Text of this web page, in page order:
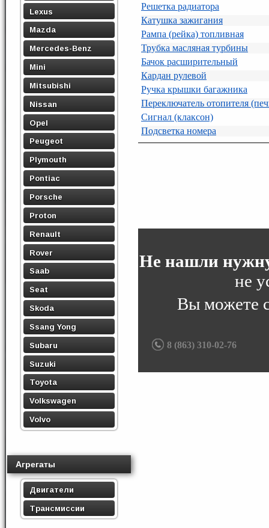
Lexus
Mazda
Mercedes-Benz
Mini
Mitsubishi
Nissan
Opel
Peugeot
Plymouth
Pontiac
Porsche
Proton
Renault
Rover
Saab
Seat
Skoda
Ssang Yong
Subaru
Suzuki
Toyota
Volkswagen
Volvo
Агрегаты
Двигатели
Трансмиссии
Решетка радиатора
Катушка зажигания
Рампа (рейка) топливная
Трубка масляная турбины
Бачок расширительный
Кардан рулевой
Ручка крышки багажника
Переключатель отопителя
Сигнал (клаксон)
Подсветка номера
Не нашли
не
Вы можете
8 (863) 310-02-76